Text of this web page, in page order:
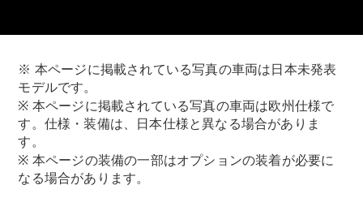
Mercedes-Benz
New models
電気自動車モデル
プラグインハイブリッドモデル
※ 本ページに掲載されている写真の車両は日本未発表
モデルです。
※ 本ページに掲載されている写真の車両は欧州仕様で
す。仕様・装備は、日本仕様と異なる場合がありま
す。
※ 本ページの装備の一部はオプションの装着が必要に
なる場合があります。